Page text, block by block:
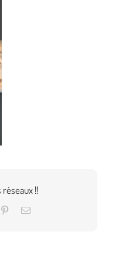
réseaux !!
PinterestEmail